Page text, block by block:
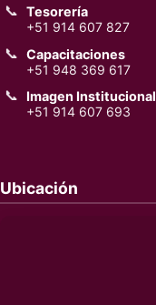
📞 Tesorería
+51 914 607 827
📞 Capacitaciones
+51 948 369 617
📞
Imagen Institucional
+51 914 607 693
Ubicación